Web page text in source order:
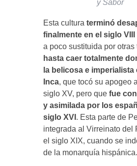
y Sabor
Esta cultura terminó
finalmente en el siglo VIII
a poco sustituida por otras
hasta caer totalmente
la belicosa e imperialista
Inca, que tocó su apogeo
siglo XV, pero que fue
y asimilada por los
siglo XVI . Esta parte de
integrada al Virreinato del
el siglo XIX, cuando se
de la monarquía hispánica.